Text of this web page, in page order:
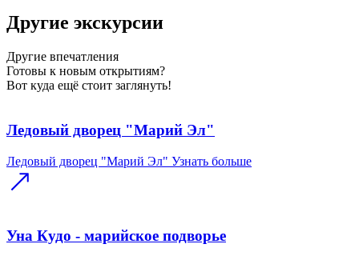
Другие экскурсии
Другие впечатления
Готовы к новым открытиям?
Вот куда ещё стоит заглянуть!
Ледовый дворец "Марий Эл"
Ледовый дворец "Марий Эл" Узнать больше
Уна Кудо - марийское подворье